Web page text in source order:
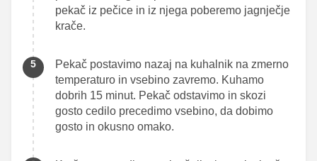
pekač iz pečice in iz njega poberemo jagnječje
krače.
Pekač postavimo nazaj na kuhalnik na zmerno
temperaturo in vsebino zavremo. Kuhamo
dobrih 15 minut. Pekač odstavimo in skozi
gosto cedilo precedimo vsebino, da dobimo
gosto in okusno omako.